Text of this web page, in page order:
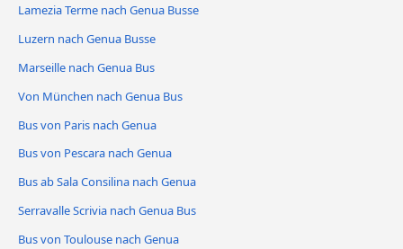
Lamezia Terme nach Genua Busse
Luzern nach Genua Busse
Marseille nach Genua Bus
Von München nach Genua Bus
Bus von Paris nach Genua
Bus von Pescara nach Genua
Bus ab Sala Consilina nach Genua
Serravalle Scrivia nach Genua Bus
Bus von Toulouse nach Genua